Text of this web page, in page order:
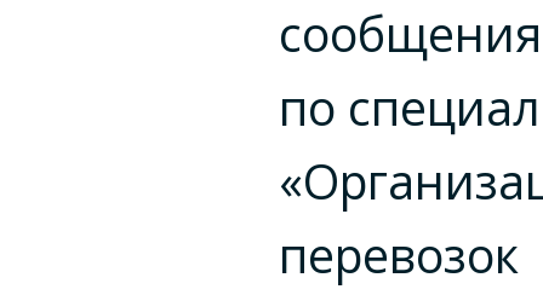
сообщения
по
перевозок